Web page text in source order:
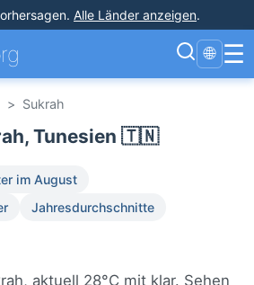
. Alle Länder anzeigen.
🌐 ☰
> Sukrah
Tunesien 🇹🇳
im August
Jahresdurchschnitte
aktuell 28°C mit klar. Sehen